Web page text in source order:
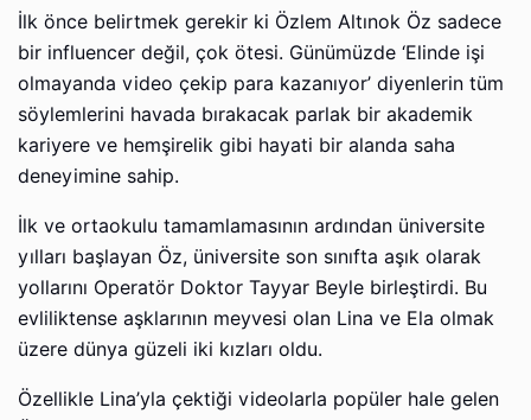
İlk önce belirtmek gerekir ki Özlem Altınok Öz sadece
bir influencer değil, çok ötesi. Günümüzde ‘Elinde işi
olmayanda video çekip para kazanıyor’ diyenlerin tüm
söylemlerini havada bırakacak parlak bir akademik
kariyere ve hemşirelik gibi hayati bir alanda saha
deneyimine sahip.
İlk ve ortaokulu tamamlamasının ardından üniversite
yılları başlayan Öz, üniversite son sınıfta aşık olarak
yollarını Operatör Doktor Tayyar Beyle birleştirdi. Bu
evliliktense aşklarının meyvesi olan Lina ve Ela olmak
üzere dünya güzeli iki kızları oldu.
Özellikle Lina’yla çektiği videolarla popüler hale gelen